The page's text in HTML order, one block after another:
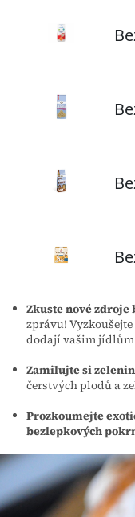
Zkuste nové
zprávu! Vyzkoušejte
dodají vašim
Zamilujte si
čerstvých plodů a
Prozkoumejte
bezlepkových